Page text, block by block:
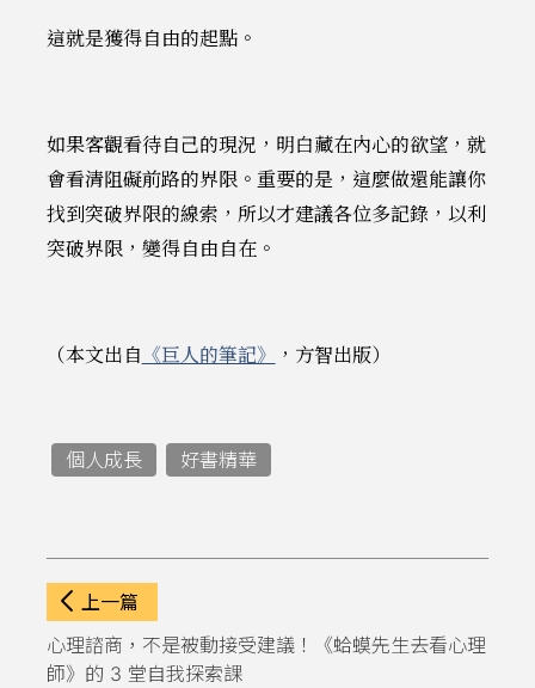
這就是獲得自由的起點。
如果客觀看待自己的現況，明白藏在內心的欲望，就
會看清阻礙前路的界限。重要的是，這麼做還能讓你
找到突破界限的線索，所以才建議各位多記錄，以利
突破界限，變得自由自在。
（本文出自 《巨人的筆記》 ，方智出版）
個人成長 好書精華
上一篇
心理諮商，不是被動接受建議！《蛤蟆先生去看心理
師》的 3 堂自我探索課